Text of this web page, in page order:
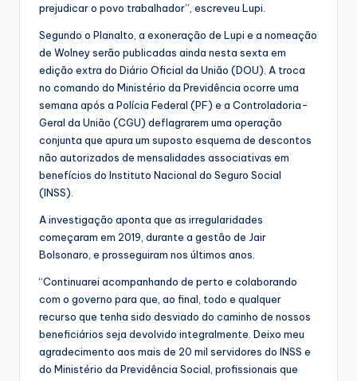
prejudicar o povo trabalhador”, escreveu Lupi.
Segundo o Planalto, a exoneração de Lupi e a nomeação
de Wolney serão publicadas ainda nesta sexta em
edição extra do Diário Oficial da União (DOU). A troca
no comando do Ministério da Previdência ocorre uma
semana após a Polícia Federal (PF) e a Controladoria-
Geral da União (CGU) deflagrarem uma operação
conjunta que apura um suposto esquema de descontos
não autorizados de mensalidades associativas em
benefícios do Instituto Nacional do Seguro Social
(INSS).
A investigação aponta que as irregularidades
começaram em 2019, durante a gestão de Jair
Bolsonaro, e prosseguiram nos últimos anos.
“Continuarei acompanhando de perto e colaborando
com o governo para que, ao final, todo e qualquer
recurso que tenha sido desviado do caminho de nossos
beneficiários seja devolvido integralmente. Deixo meu
agradecimento aos mais de 20 mil servidores do INSS e
do Ministério da Previdência Social, profissionais que